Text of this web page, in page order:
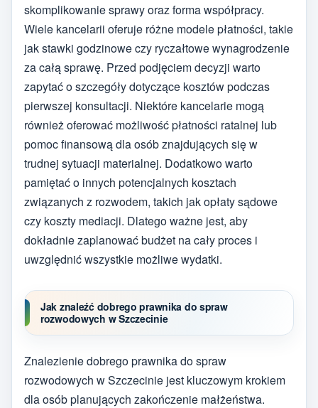
skomplikowanie sprawy oraz forma współpracy.
Wiele kancelarii oferuje różne modele płatności, takie
jak stawki godzinowe czy ryczałtowe wynagrodzenie
za całą sprawę. Przed podjęciem decyzji warto
zapytać o szczegóły dotyczące kosztów podczas
pierwszej konsultacji. Niektóre kancelarie mogą
również oferować możliwość płatności ratalnej lub
pomoc finansową dla osób znajdujących się w
trudnej sytuacji materialnej. Dodatkowo warto
pamiętać o innych potencjalnych kosztach
związanych z rozwodem, takich jak opłaty sądowe
czy koszty mediacji. Dlatego ważne jest, aby
dokładnie zaplanować budżet na cały proces i
uwzględnić wszystkie możliwe wydatki.
Jak znaleźć dobrego prawnika do spraw
rozwodowych w Szczecinie
Znalezienie dobrego prawnika do spraw
rozwodowych w Szczecinie jest kluczowym krokiem
dla osób planujących zakończenie małżeństwa.